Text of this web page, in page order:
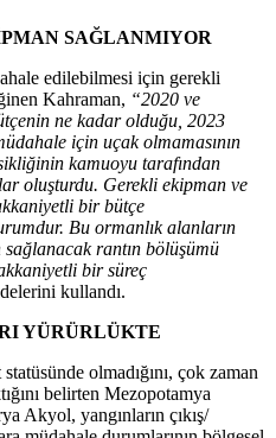
SAĞLANMIYOR
edilebilmesi için gerekli
Kahraman, “2020 ve
ne kadar olduğu, 2023
için uçak olmamasının
kamuoyu tarafından
oluşturdu. Gerekli ekipman ve
bir bütçe
Bu ormanlık alanların
sağlanacak rantın bölüşümü
bir süreç
kullandı.
YÜRÜRLÜKTE
olmadığını, çok zaman
belirten Mezopotamya
Akyol, yangınların çıkış/